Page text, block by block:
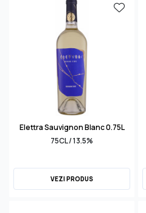
Elettra Sauvignon Blanc 0.75L
75CL / 13.5%
VEZI PRODUS